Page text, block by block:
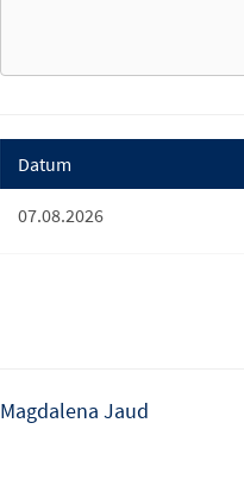
Datum
07.08.2026
Magdalena Jaud